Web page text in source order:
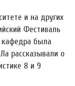
и на других
Фестиваль
кафедра была
рассказывали о
8 и 9